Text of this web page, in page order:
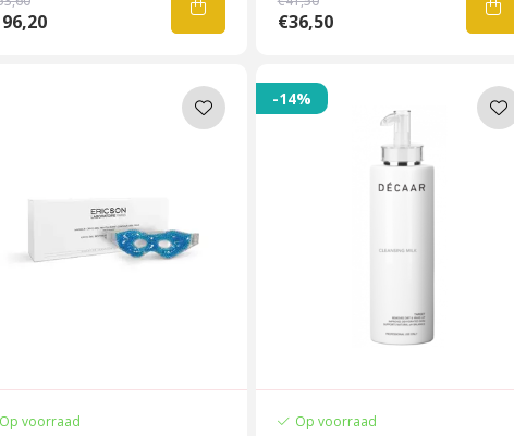
€36,50
Op voorraad
-14%
Op voorraad